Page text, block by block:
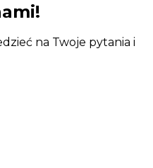
na Twoje pytania i